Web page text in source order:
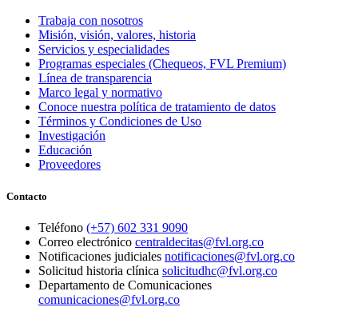
Trabaja con nosotros
Misión, visión, valores, historia
Servicios y especialidades
Programas especiales (Chequeos, FVL Premium)
Línea de transparencia
Marco legal y normativo
Conoce nuestra política de tratamiento de datos
Términos y Condiciones de Uso
Investigación
Educación
Proveedores
Contacto
Teléfono (+57) 602 331 9090
Correo electrónico centraldecitas@fvl.org.co
Notificaciones judiciales notificaciones@fvl.org.co
Solicitud historia clínica solicitudhc@fvl.org.co
Departamento de Comunicaciones
comunicaciones@fvl.org.co